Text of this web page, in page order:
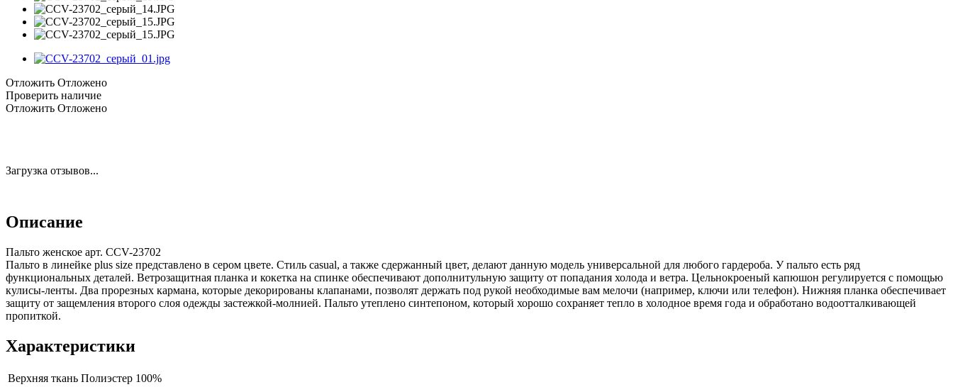
Отложить Отложено
Проверить наличие
Отложить Отложено
Загрузка отзывов...
Описание
Пальто женское арт. CCV-23702
Пальто в линейке plus size представлено в сером цвете. Стиль casual, а также сдержанный цвет, делают данную модель универсальной для любого гардероба. У пальто есть ряд
функциональных деталей. Ветрозащитная планка и кокетка на спинке обеспечивают дополнитульную защиту от попадания холода и ветра. Цельнокроеный капюшон регулируется с помощью
кулисы-ленты. Два прорезных кармана, которые декорированы клапанами, позволят держать под рукой необходимые вам мелочи (например, ключи или телефон). Нижняя планка обеспечивает
защиту от защемления второго слоя одежды застежкой-молнией. Пальто утеплено синтепоном, который хорошо сохраняет тепло в холодное время года и обработано водоотталкивающей
пропиткой.
Характеристики
Верхняя ткань Полиэстер 100%